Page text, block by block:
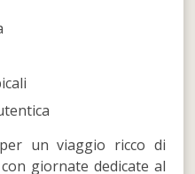
un viaggio ricco di
giornate dedicate al